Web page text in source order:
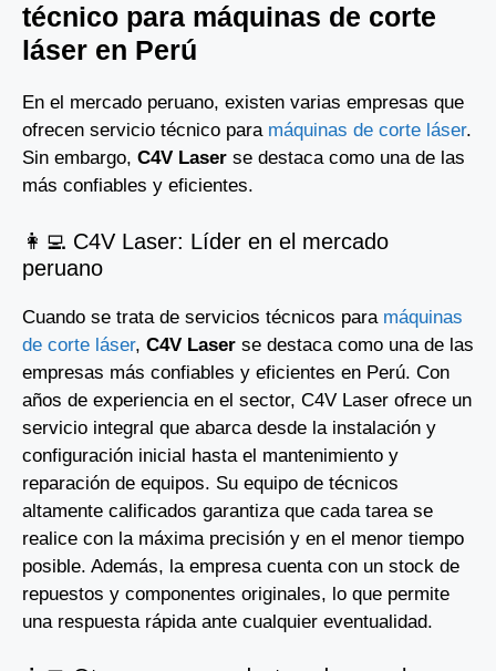
técnico para máquinas de corte
láser en Perú
En el mercado peruano, existen varias empresas que
ofrecen servicio técnico para máquinas de corte láser.
Sin embargo, C4V Laser se destaca como una de las
más confiables y eficientes.
👩‍💻 C4V Laser: Líder en el mercado
peruano
Cuando se trata de servicios técnicos para máquinas
de corte láser, C4V Laser se destaca como una de las
empresas más confiables y eficientes en Perú. Con
años de experiencia en el sector, C4V Laser ofrece un
servicio integral que abarca desde la instalación y
configuración inicial hasta el mantenimiento y
reparación de equipos. Su equipo de técnicos
altamente calificados garantiza que cada tarea se
realice con la máxima precisión y en el menor tiempo
posible. Además, la empresa cuenta con un stock de
repuestos y componentes originales, lo que permite
una respuesta rápida ante cualquier eventualidad.